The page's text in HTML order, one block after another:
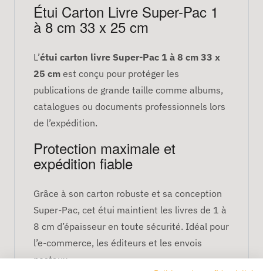
Étui Carton Livre Super-Pac 1
à 8 cm 33 x 25 cm
L’étui carton livre Super-Pac 1 à 8 cm 33 x
25 cm est conçu pour protéger les
publications de grande taille comme albums,
catalogues ou documents professionnels lors
de l’expédition.
Protection maximale et
expédition fiable
Grâce à son carton robuste et sa conception
Super-Pac, cet étui maintient les livres de 1 à
8 cm d’épaisseur en toute sécurité. Idéal pour
l’e-commerce, les éditeurs et les envois
postaux.